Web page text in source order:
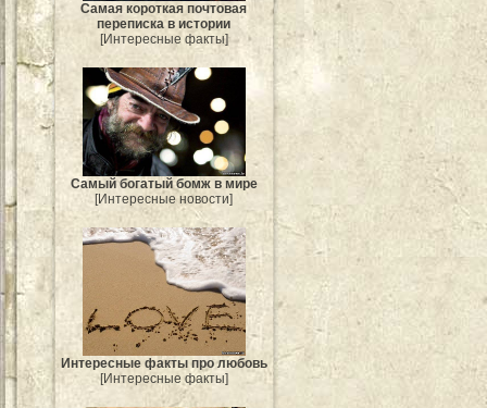
Самая короткая почтовая
переписка в истории
[Интересные факты]
Самый богатый бомж в мире
[Интересные новости]
Интересные факты про любовь
[Интересные факты]